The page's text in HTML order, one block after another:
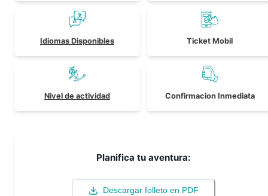
Idiomas Disponibles Ticket Mobil
Nivel de actividad Confirmacion Inmediata
Planifica tu aventura:
Descargar folleto en PDF